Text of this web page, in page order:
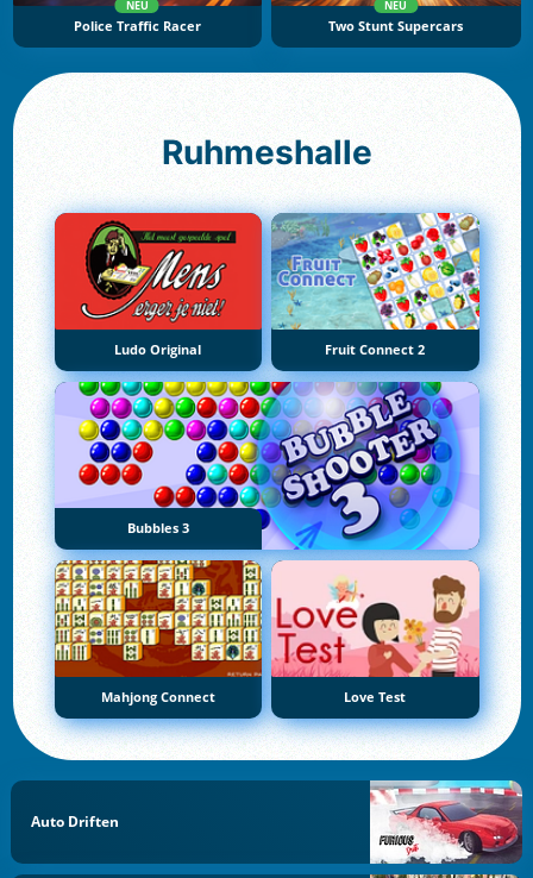
NEU
Police Traffic Racer
NEU
Two Stunt Supercars
Ruhmeshalle
Ludo Original Fruit Connect 2
Bubbles 3
Mahjong Connect Love Test
Auto Driften